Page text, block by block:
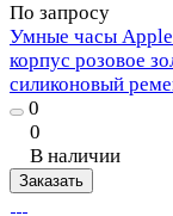
По запросу
Умные часы
корпус розовое
силиконовый
0
0
В наличии
Заказать